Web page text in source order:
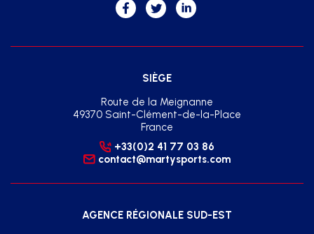
SIÈGE
Route de la Meignanne
49370 Saint-Clément-de-la-Place
France
+33(0)2 41 77 03 86
contact@martysports.com
AGENCE RÉGIONALE SUD-EST